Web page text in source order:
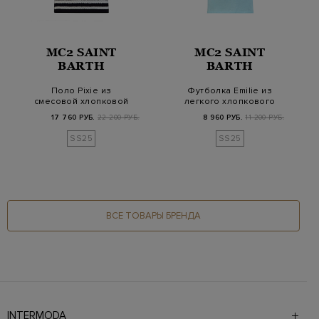
MC2 SAINT
BARTH
Поло Pixie из
смесовой хлопковой
выш…
17 760 РУБ. 22 200 РУБ.
SS25
MC2 SAINT
BARTH
Футболка Emilie из
легкого хлопкового
8 960 РУБ. 11 200 РУБ.
SS25
ВСЕ ТОВАРЫ БРЕНДА
INTERMODA